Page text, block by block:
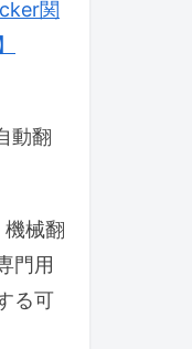
関
動翻
械翻
門用
る可